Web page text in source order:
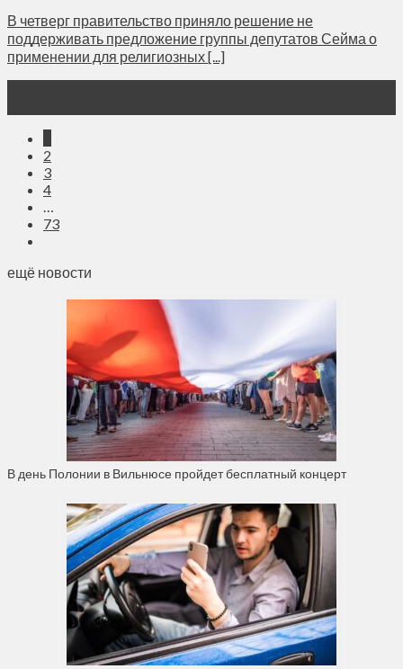
В четверг правительство приняло решение не
поддерживать предложение группы депутатов Сейма о
применении для религиозных [...]
2
3
4
…
73
ещё новости
В день Полонии в Вильнюсе пройдет бесплатный концерт